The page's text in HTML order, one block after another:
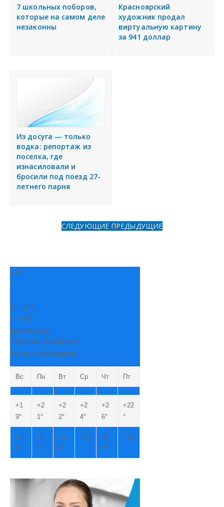
7 школьных поборов,
которые на самом деле
незаконны
Красноярский
художник продал
виртуальную картину
за 941 доллар
Из досуга — только
водка: репортаж из
поселка, где
изнасиловали и
бросили под поезд 27-
летнего парня
СЛЕДУЮЩИЕ ПРЕДЫДУЩИЕ
+20
°
C
H: +21°
L: +13°
Красноярск
Суббота, 08 Август
Прогноз на неделю
Вс Пн Вт Ср Чт Пт
+1
9°
+2
1°
+2
2°
+2
4°
+2
6°
+22
°
+1
0°
+1
3°
+1
0°
+11
°
+1
2°
+14
°